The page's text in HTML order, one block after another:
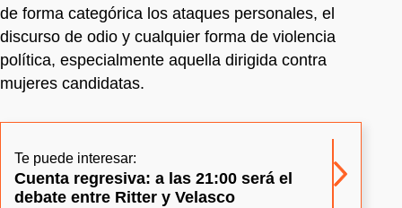
de forma categórica los ataques personales, el
discurso de odio y cualquier forma de violencia
política, especialmente aquella dirigida contra
mujeres candidatas.
Te puede interesar:
Cuenta regresiva: a las 21:00 será el
debate entre Ritter y Velasco